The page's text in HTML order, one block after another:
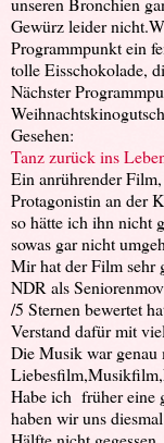
Gewürz leider
Programmpunkt ein
tolle Eisschokolade,
Nächster
Gesehen:
Tanz zurück ins
Ein anrührender
Protagonistin an der
so hätte ich ihn nicht
sowas gar nicht
Mir hat der Film sehr
NDR als
/5 Sternen bewertet
Verstand dafür mit
Die Musik war genau
Habe ich früher eine
haben wir uns